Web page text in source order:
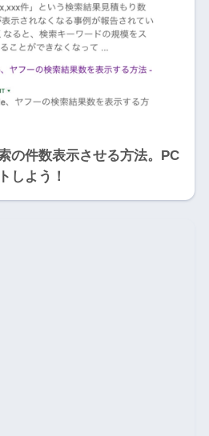
の件数表示させる方法。PC
しよう！